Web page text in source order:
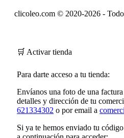
clicoleo.com © 2020-2026 -
🛒 Activar tienda
Para darte acceso a tu tienda:
Envíanos una foto de una
detalles y dirección de tu
621334302 o por email a
Si ya te hemos enviado tu